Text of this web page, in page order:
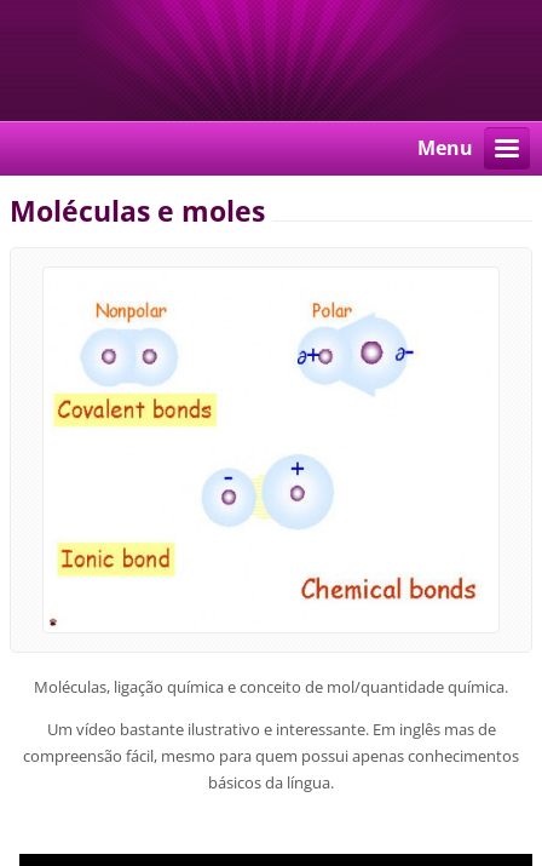
Menu
Moléculas e moles
Moléculas, ligação química e conceito de mol/quantidade química.
Um vídeo bastante ilustrativo e interessante. Em inglês mas de
compreensão fácil, mesmo para quem possui apenas conhecimentos
básicos da língua.